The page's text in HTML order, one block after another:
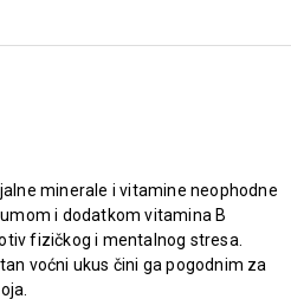
minerale i vitamine neophodne
i dodatkom vitamina B
fizičkog i mentalnog stresa.
voćni ukus čini ga pogodnim za